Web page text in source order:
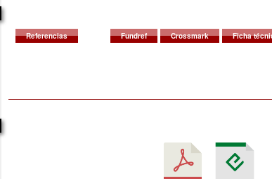
Referencias Fundref Crossmark Ficha